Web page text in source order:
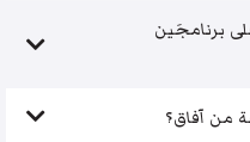
برنامجَين
من آفاق؟